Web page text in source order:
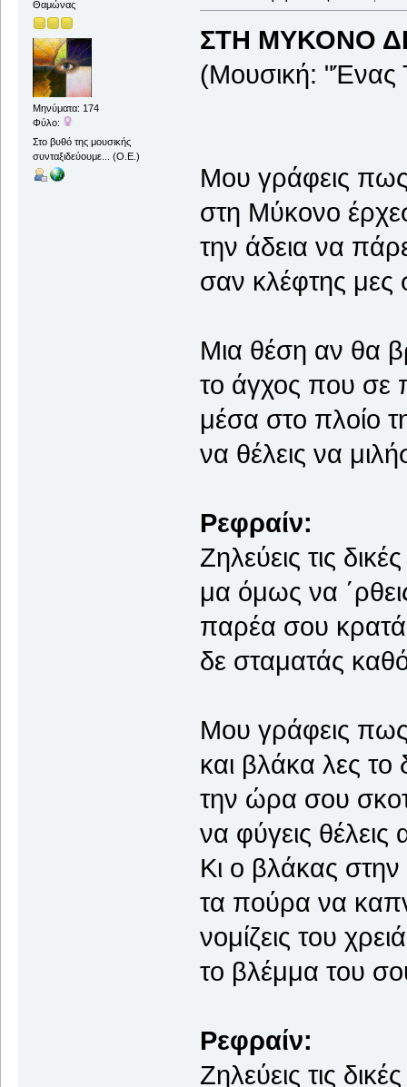
Θαμώνας
Μηνύματα: 174
Φύλο:
Στο βυθό της μουσικής
συνταξιδεύουμε... (Ο.Ε.)
ΣΤΗ ΜΥΚΟΝΟ
(Μουσική: "Ένας
Μου γράφεις πως
στη Μύκονο
την άδεια να
σαν κλέφτης μες
Μια θέση αν θα
το άγχος που σε
μέσα στο πλοίο
να θέλεις να
Ρεφραίν:
Ζηλεύεις τις
μα όμως να
παρέα σου
δε σταματάς
Μου γράφεις πως
και βλάκα λες το
την ώρα σου
να φύγεις
Κι ο βλάκας
τα πούρα να
νομίζεις του
το βλέμμα του
Ρεφραίν:
Ζηλεύεις τις